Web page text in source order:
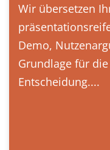
Wir übersetzen
Demo,
Grundlage für
Entscheidung....